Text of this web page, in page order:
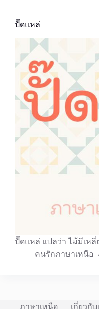
ปั๊ดแหล่
ปั๊ดแหล่ แปลว่า ไม้มีเห
คนรักภาษาเหนือ
ภาษาเหนือ เกี่ยวกับ